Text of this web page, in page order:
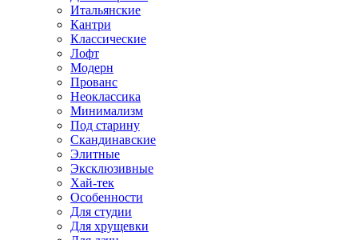
Итальянские
Кантри
Классические
Лофт
Модерн
Прованс
Неоклассика
Минимализм
Под старину
Скандинавские
Элитные
Эксклюзивные
Хай-тек
Особенности
Для студии
Для хрущевки